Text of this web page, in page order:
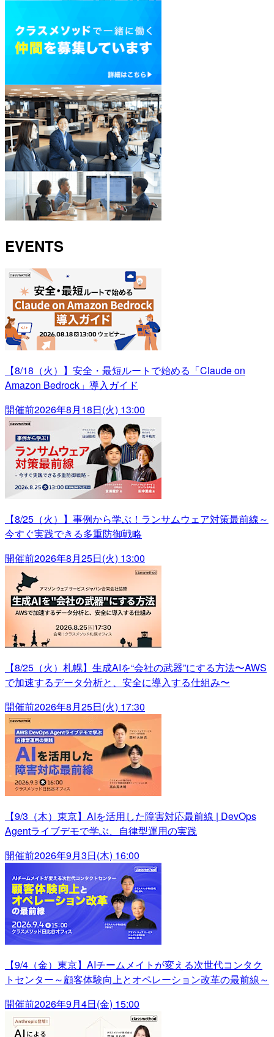
EVENTS
【8/18（火）】安全・最短ルートで始める「Claude on
Amazon Bedrock」導入ガイド
開催前2026年8月18日(火) 13:00
【8/25（火）】事例から学ぶ！ランサムウェア対策最前線～
今すぐ実践できる多重防御戦略
開催前2026年8月25日(火) 13:00
【8/25（火）札幌】生成AIを“会社の武器”にする方法〜AWS
で加速するデータ分析と、安全に導入する仕組み〜
開催前2026年8月25日(火) 17:30
【9/3（木）東京】AIを活用した障害対応最前線 | DevOps
Agentライブデモで学ぶ、自律型運用の実践
開催前2026年9月3日(木) 16:00
【9/4（金）東京】AIチームメイトが変える次世代コンタク
トセンター～顧客体験向上とオペレーション改革の最前線～
開催前2026年9月4日(金) 15:00